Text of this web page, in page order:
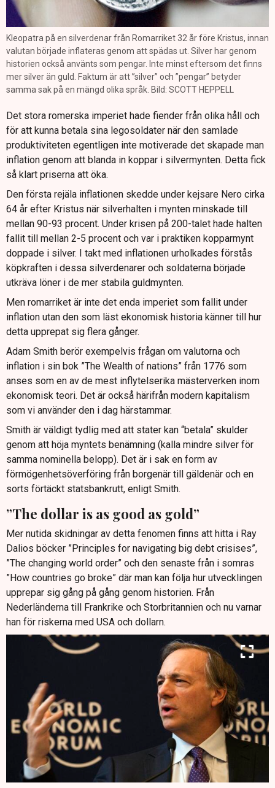
Kleopatra på en silverdenar från Romarriket 32 år före Kristus, innan
valutan började inflateras genom att spädas ut. Silver har genom
historien också använts som pengar. Inte minst eftersom det finns
mer silver än guld. Faktum är att ”silver” och ”pengar” betyder
samma sak på en mängd olika språk. Bild: SCOTT HEPPELL
Det stora romerska imperiet hade fiender från olika håll och
för att kunna betala sina legosoldater när den samlade
produktiviteten egentligen inte motiverade det skapade man
inflation genom att blanda in koppar i silvermynten. Detta fick
så klart priserna att öka.
Den första rejäla inflationen skedde under kejsare Nero cirka
64 år efter Kristus när silverhalten i mynten minskade till
mellan 90-93 procent. Under krisen på 200-talet hade halten
fallit till mellan 2-5 procent och var i praktiken kopparmynt
doppade i silver. I takt med inflationen urholkades förstås
köpkraften i dessa silverdenarer och soldaterna började
utkräva löner i de mer stabila guldmynten.
Men romarriket är inte det enda imperiet som fallit under
inflation utan den som läst ekonomisk historia känner till hur
detta upprepat sig flera gånger.
Adam Smith berör exempelvis frågan om valutorna och
inflation i sin bok ”The Wealth of nations” från 1776 som
anses som en av de mest inflytelserika mästerverken inom
ekonomisk teori. Det är också härifrån modern kapitalism
som vi använder den i dag härstammar.
Smith är väldigt tydlig med att stater kan “betala” skulder
genom att höja myntets benämning (kalla mindre silver för
samma nominella belopp). Det är i sak en form av
förmögenhetsöverföring från borgenär till gäldenär och en
sorts förtäckt statsbankrutt, enligt Smith.
”The dollar is as good as gold”
Mer nutida skidningar av detta fenomen finns att hitta i Ray
Dalios böcker ”Principles for navigating big debt crisises”,
”The changing world order” och den senaste från i somras
”How countries go broke” där man kan följa hur utvecklingen
upprepar sig gång på gång genom historien. Från
Nederländerna till Frankrike och Storbritannien och nu varnar
han för riskerna med USA och dollarn.